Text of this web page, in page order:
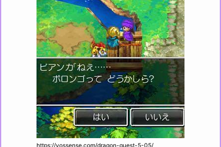
https://yossense.com/dragon-quest-5-05/